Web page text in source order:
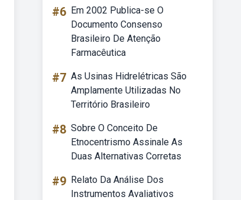
#6 Em 2002 Publica-se O
Documento Consenso
Brasileiro De Atenção
Farmacêutica
#7 As Usinas Hidrelétricas São
Amplamente Utilizadas No
Território Brasileiro
#8 Sobre O Conceito De
Etnocentrismo Assinale As
Duas Alternativas Corretas
#9 Relato Da Análise Dos
Instrumentos Avaliativos